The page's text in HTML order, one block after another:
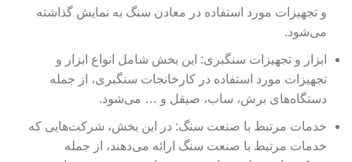
و تجهیزات مورد استفاده در معادن سنگ به نمایش گذاشته
می‌شود.
ابزار و تجهیزات سنگبری: این بخش شامل انواع ابزار و
تجهیزات مورد استفاده در کارخانجات سنگبری، از جمله
دستگاه‌های برش، ساب، صیقل و … می‌شود.
خدمات مرتبط با صنعت سنگ: در این بخش، شرکت‌هایی که
خدمات مرتبط با صنعت سنگ ارائه می‌دهند، از جمله